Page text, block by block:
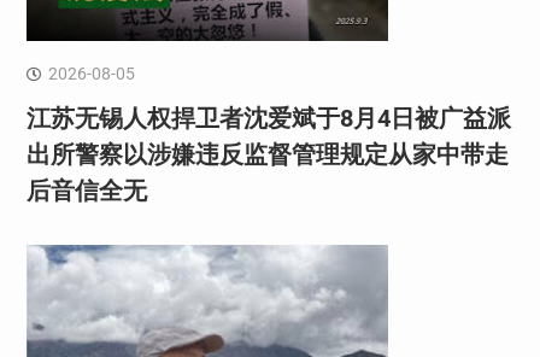
2026-08-05
江苏无锡人权捍卫者沈爱斌于8月4日被广益派
出所警察以涉嫌违反监督管理规定从家中带走
后音信全无